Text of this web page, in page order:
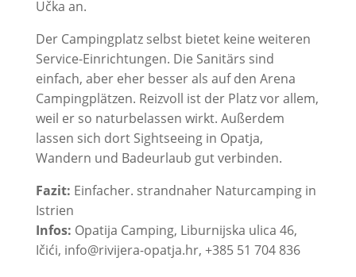
Učka an.
Der Campingplatz selbst bietet keine weiteren
Service-Einrichtungen. Die Sanitärs sind
einfach, aber eher besser als auf den Arena
Campingplätzen. Reizvoll ist der Platz vor allem,
weil er so naturbelassen wirkt. Außerdem
lassen sich dort Sightseeing in Opatja,
Wandern und Badeurlaub gut verbinden.
Fazit: Einfacher. strandnaher Naturcamping in
Istrien
Infos: Opatija Camping, Liburnijska ulica 46,
Ičići, info@rivijera-opatja.hr, +385 51 704 836